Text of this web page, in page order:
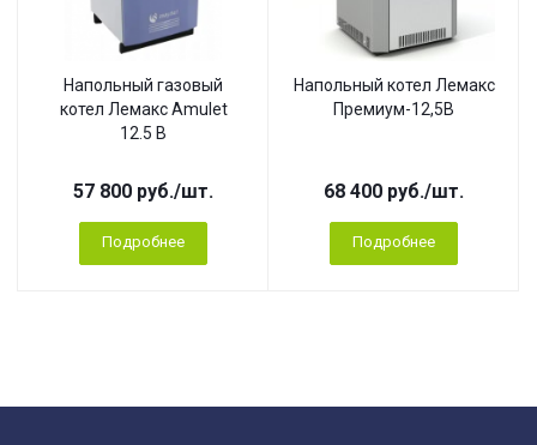
Напольный газовый
котел Лемакс Amulet
12.5 B
57 800 руб./шт.
Подробнее
Напольный котел Лемакс
Премиум-12,5B
68 400 руб./шт.
Подробнее